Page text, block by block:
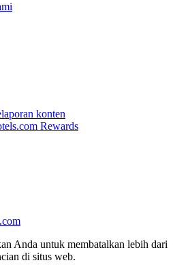
konten
Rewards
Anda untuk membatalkan lebih dari
di situs web.